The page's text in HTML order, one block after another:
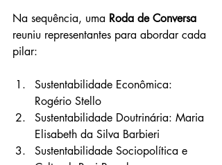
Na sequência, uma Roda de Conversa
reuniu representantes para abordar cada
pilar:
Sustentabilidade Econômica:
Rogério Stello
Sustentabilidade Doutrinária: Maria
Elisabeth da Silva Barbieri
Sustentabilidade Sociopolítica e